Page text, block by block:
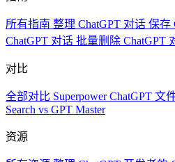
所有指南 整理 ChatGPT 对话 保存
ChatGPT 对话 批量删除 ChatGPT
对比
全部对比 Superpower ChatGPT 文
Search vs GPT Master
资源